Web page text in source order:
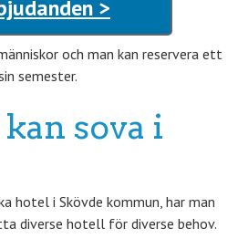
>
och man kan reservera ett
semester.
sova i
hotel i Skövde kommun, har man
diverse hotell för diverse behov.